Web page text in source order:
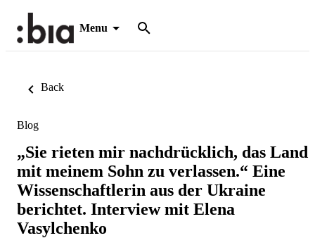
Menu
Back
Blog
„Sie rieten mir nachdrücklich, das Land
mit meinem Sohn zu verlassen.“ Eine
Wissenschaftlerin aus der Ukraine
berichtet. Interview mit Elena
Vasylchenko